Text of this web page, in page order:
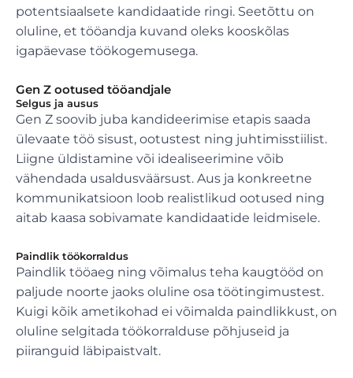
potentsiaalsete kandidaatide ringi. Seetõttu on
oluline, et tööandja kuvand oleks kooskõlas
igapäevase töökogemusega.
Gen Z ootused tööandjale
Selgus ja ausus
Gen Z soovib juba kandideerimise etapis saada
ülevaate töö sisust, ootustest ning juhtimisstiilist.
Liigne üldistamine või idealiseerimine võib
vähendada usaldusväärsust. Aus ja konkreetne
kommunikatsioon loob realistlikud ootused ning
aitab kaasa sobivamate kandidaatide leidmisele.
Paindlik töökorraldus
Paindlik tööaeg ning võimalus teha kaugtööd on
paljude noorte jaoks oluline osa töötingimustest.
Kuigi kõik ametikohad ei võimalda paindlikkust, on
oluline selgitada töökorralduse põhjuseid ja
piiranguid läbipaistvalt.